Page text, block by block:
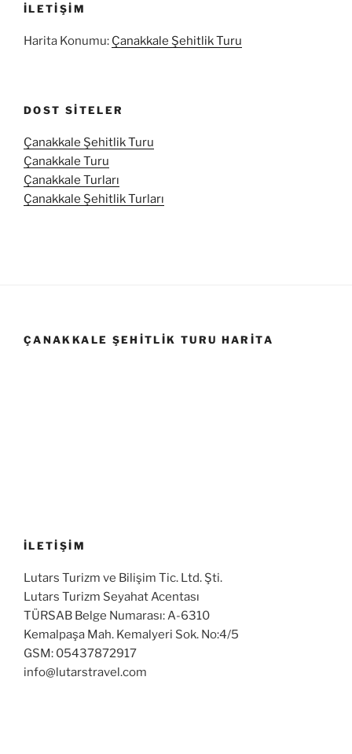
İLETIŞIM
Harita Konumu: Çanakkale Şehitlik Turu
DOST SITELER
Çanakkale Şehitlik Turu
Çanakkale Turu
Çanakkale Turları
Çanakkale Şehitlik Turları
ÇANAKKALE ŞEHITLIK TURU HARITA
İLETİŞİM
Lutars Turizm ve Bilişim Tic. Ltd. Şti.
Lutars Turizm Seyahat Acentası
TÜRSAB Belge Numarası: A-6310
Kemalpaşa Mah. Kemalyeri Sok. No:4/5
GSM: 05437872917
info@lutarstravel.com